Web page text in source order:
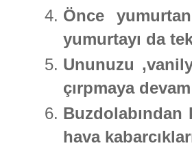
Önce
yumurtayı da
Ununuzu
çırpmaya
Buzdolabından
hava